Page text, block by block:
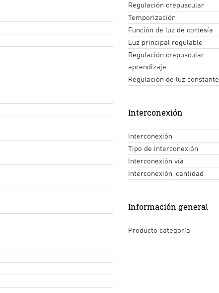
Regulación crepuscular
Temporización
Función de luz de cortesía
Luz principal regulable
Regulación crepuscular
aprendizaje
Regulación de luz constante
Interconexión
Interconexión
Tipo de interconexión
Interconexión vía
Interconexión, cantidad
Información general
Producto categoría